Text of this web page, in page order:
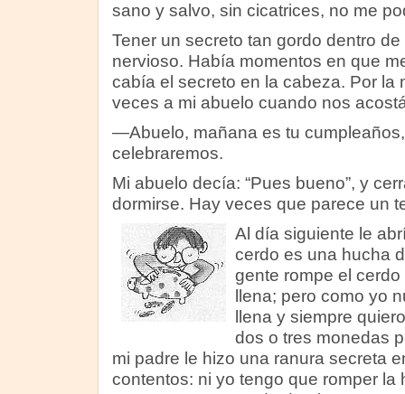
sano y salvo, sin cicatrices, no me
Tener un secreto tan gordo dentro
nervioso. Había momentos en que
cabía el secreto en la cabeza. Por la
veces a mi abuelo cuando nos
—Abuelo, mañana es tu
celebraremos.
Mi abuelo decía: “Pues bueno”, y
dormirse. Hay veces que parece un
Al día siguiente le
cerdo es una hucha
gente rompe el
llena; pero como yo
llena y siempre
dos o tres monedas
mi padre le hizo una ranura secreta
contentos: ni yo tengo que romper la